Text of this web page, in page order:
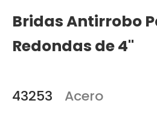
Bridas Antirrobo
Redondas de 4"
43253 Acero